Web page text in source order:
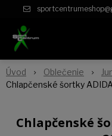
Úvod Oblečenie
Chlapčenské šortky
Chlapčenské